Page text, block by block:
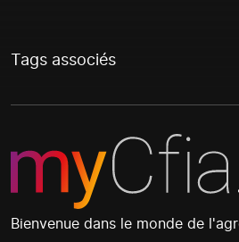
Tags associés
Bienvenue dans le monde de